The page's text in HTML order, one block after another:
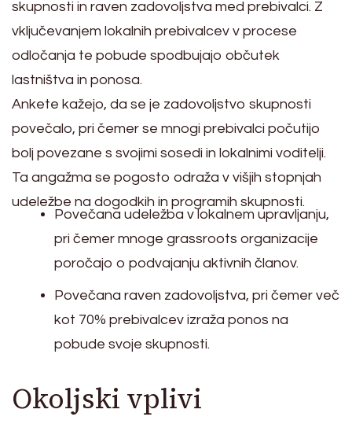
skupnosti in raven zadovoljstva med prebivalci. Z
vključevanjem lokalnih prebivalcev v procese
odločanja te pobude spodbujajo občutek
lastništva in ponosa.
Ankete kažejo, da se je zadovoljstvo skupnosti
povečalo, pri čemer se mnogi prebivalci počutijo
bolj povezane s svojimi sosedi in lokalnimi voditelji.
Ta angažma se pogosto odraža v višjih stopnjah
udeležbe na dogodkih in programih skupnosti.
Povečana udeležba v lokalnem upravljanju,
pri čemer mnoge grassroots organizacije
poročajo o podvajanju aktivnih članov.
Povečana raven zadovoljstva, pri čemer več
kot 70% prebivalcev izraža ponos na
pobude svoje skupnosti.
Okoljski vplivi